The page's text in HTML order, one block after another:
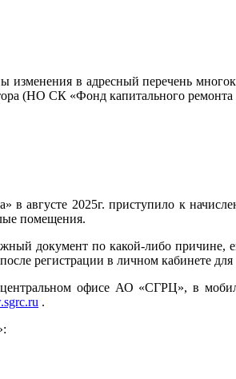
в адресный перечень
(НО СК «Фонд капитального
2025г. приступило к
помещения.
документ по какой-либо причине,
регистрации в личном кабинете
офисе АО «СГРЦ», в
.